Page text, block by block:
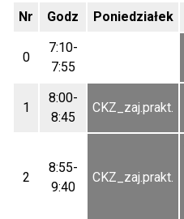
Nr Godz Poniedziałek
0
7:10-
7:55
1
8:00-
8:45
CKZ_zaj.prakt.
2
8:55-
9:40
CKZ_zaj.prakt.